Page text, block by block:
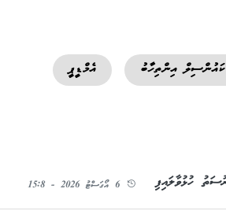
އިންތިހާބު އެމްޑީޕީ
ހުޅުވާލައިފި 6 އޯގަސްޓު 2026 - 15:8